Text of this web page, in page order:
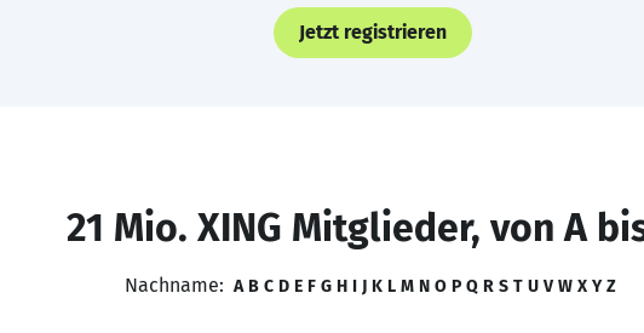
Jetzt registrieren
21 Mio. XING Mitglieder, von A
Nachname: A B C D E F G H I J K L M N O P Q R S T U V W X Y Z